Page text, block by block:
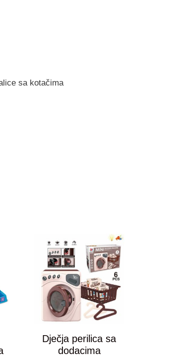
sa kotačima
Dječja perilica sa
dodacima